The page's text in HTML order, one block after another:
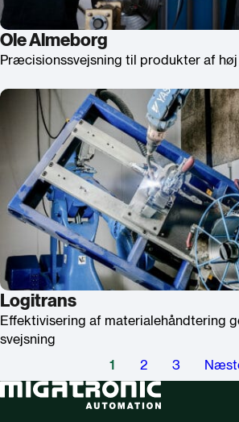
Ole Almeborg
Præcisionssvejsning til produkter af
Logitrans
Effektivisering af materialehåndtering
svejsning
1
2 3